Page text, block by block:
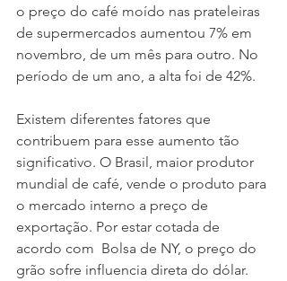
o preço do café moído nas prateleiras
de supermercados aumentou 7% em
novembro, de um mês para outro. No
período de um ano, a alta foi de 42%.
Existem diferentes fatores que
contribuem para esse aumento tão
significativo. O Brasil, maior produtor
mundial de café, vende o produto para
o mercado interno a preço de
exportação. Por estar cotada de
acordo com  Bolsa de NY, o preço do
grão sofre influencia direta do dólar.